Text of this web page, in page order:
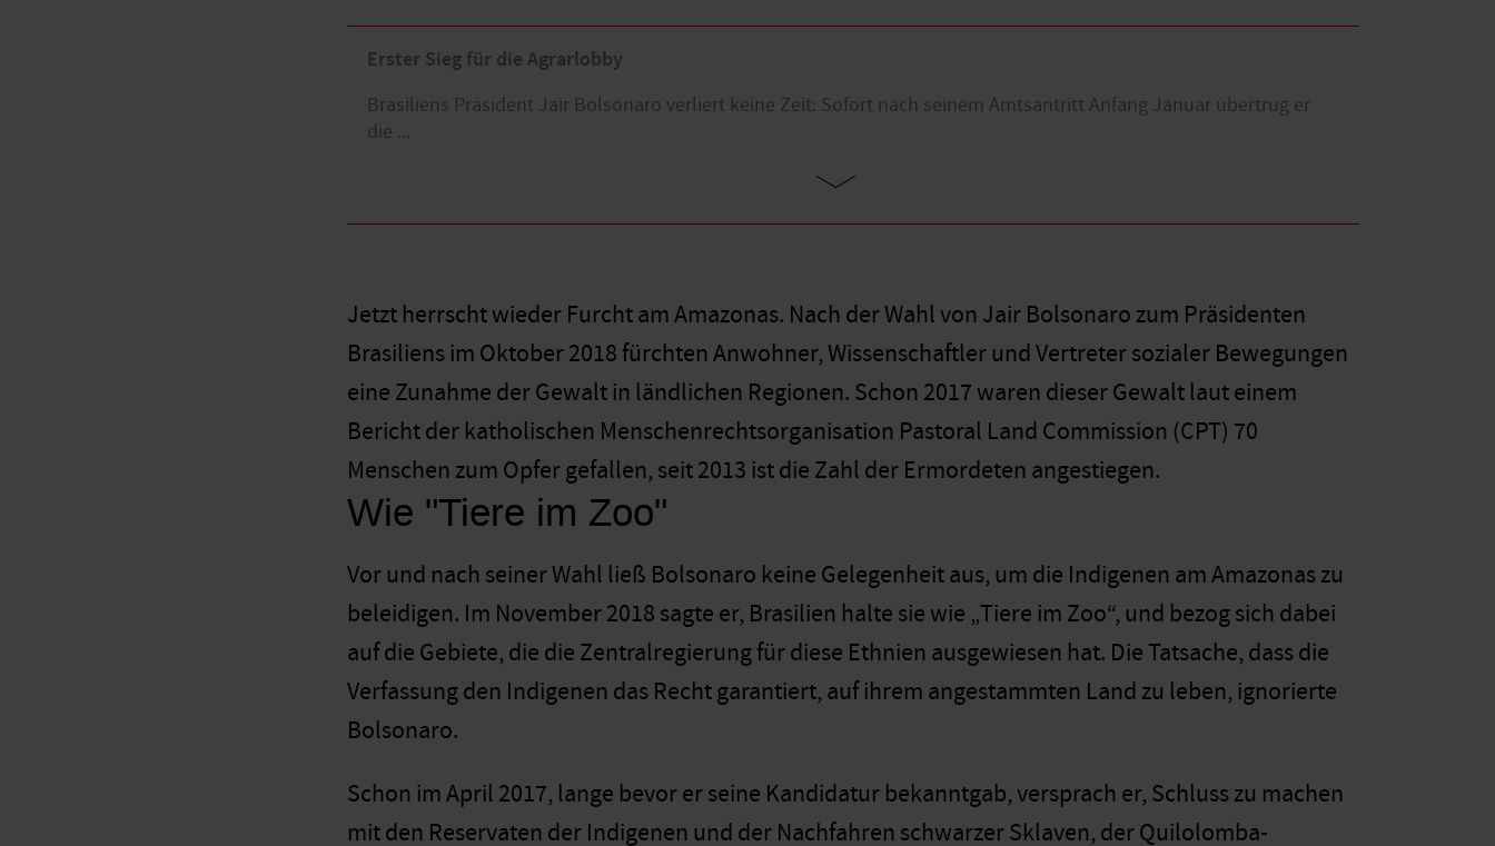
Erster Sieg für die Agrarlobby
Brasiliens Präsident Jair Bolsonaro verliert keine Zeit: Sofort nach seinem Amtsantritt Anfang Januar übertrug er
die ...
Jetzt herrscht wieder Furcht am Amazonas. Nach der Wahl von Jair Bolsonaro zum Präsidenten
Brasiliens im Oktober 2018 fürchten Anwohner, Wissenschaftler und Vertreter sozialer Bewegungen
eine Zunahme der Gewalt in ländlichen Regionen. Schon 2017 waren dieser Gewalt laut einem
Bericht der katholischen Menschenrechtsorganisation Pastoral Land Commission (CPT) 70
Menschen zum Opfer gefallen, seit 2013 ist die Zahl der Ermordeten angestiegen.
Wie "Tiere im Zoo"
Vor und nach seiner Wahl ließ Bolsonaro keine Gelegenheit aus, um die Indigenen am Amazonas zu
beleidigen. Im November 2018 sagte er, Brasilien halte sie wie „Tiere im Zoo“, und bezog sich dabei
auf die Gebiete, die die Zentralregierung für diese Ethnien ausgewiesen hat. Die Tatsache, dass die
Verfassung den Indigenen das Recht garantiert, auf ihrem angestammten Land zu leben, ignorierte
Bolsonaro.
Schon im April 2017, lange bevor er seine Kandidatur bekanntgab, versprach er, Schluss zu machen
mit den Reservaten der Indigenen und der Nachfahren schwarzer Sklaven, der Quilolomba-